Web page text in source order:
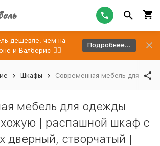
дешевле, чем на
и Валберис 👉🏻
Подробнее...
Шкафы Современная мебель для
мебель для одежды
| распашной шкаф с
дверный, створчатый |